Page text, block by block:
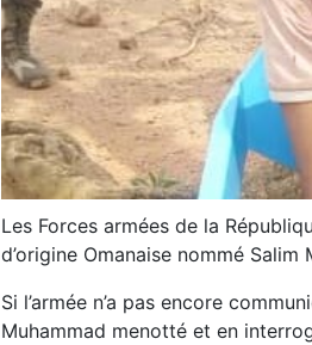
Les Forces armées de la
d’origine Omanaise nommé
Si l’armée n’a pas encore
Muhammad menotté et en